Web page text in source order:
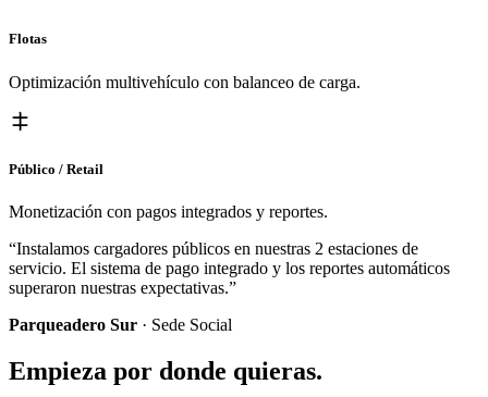
Flotas
Optimización multivehículo con balanceo de carga.
Público / Retail
Monetización con pagos integrados y reportes.
“Instalamos cargadores públicos en nuestras 2 estaciones de
servicio. El sistema de pago integrado y los reportes automáticos
superaron nuestras expectativas.”
Parqueadero Sur · Sede Social
Empieza por donde quieras.